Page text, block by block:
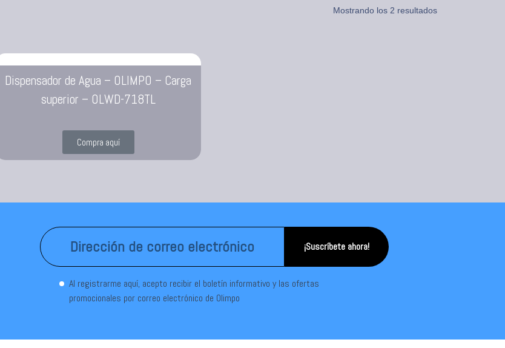
Mostrando los 2 resultados
Dispensador de Agua – OLIMPO – Carga
superior – OLWD-718TL
Compra aquí
¡Suscríbete ahora!
Al registrarme aquí, acepto recibir el boletín informativo y las ofertas
promocionales por correo electrónico de Olimpo